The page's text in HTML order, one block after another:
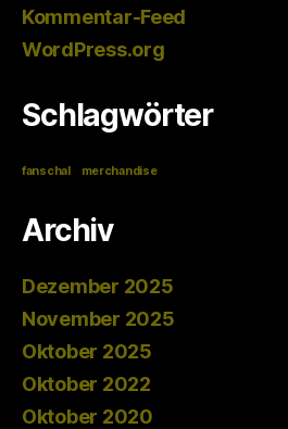
Kommentar-Feed
WordPress.org
Schlagwörter
fanschal merchandise
Archiv
Dezember 2025
November 2025
Oktober 2025
Oktober 2022
Oktober 2020